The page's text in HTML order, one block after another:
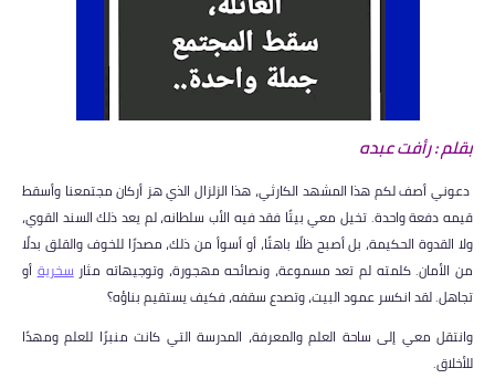
بقلم : رأفت عبده
دعوني أصف لكم هذا المشهد الكارثي، هذا الزلزال الذي هز أركان مجتمعنا وأسقط
قيمه دفعة واحدة. تخيل معي بيتًا فقد فيه الأب سلطانه، لم يعد ذلك السند القوي،
ولا القدوة الحكيمة، بل أصبح ظلًا باهتًا، أو أسوأ من ذلك، مصدرًا للخوف والقلق بدلًا
من الأمان. كلمته لم تعد مسموعة، ونصائحه مهجورة، وتوجيهاته مثارسخريةأو
تجاهل. لقد انكسر عمود البيت، وتصدع سقفه، فكيف يستقيم بناؤه؟
وانتقل معي إلى ساحة العلم والمعرفة، المدرسة التي كانت منبرًا للعلم ومهدًا
للأخلاق.